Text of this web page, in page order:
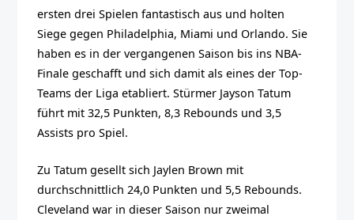
ersten drei Spielen fantastisch aus und holten
Siege gegen Philadelphia, Miami und Orlando. Sie
haben es in der vergangenen Saison bis ins NBA-
Finale geschafft und sich damit als eines der Top-
Teams der Liga etabliert. Stürmer Jayson Tatum
führt mit 32,5 Punkten, 8,3 Rebounds und 3,5
Assists pro Spiel.
Zu Tatum gesellt sich Jaylen Brown mit
durchschnittlich 24,0 Punkten und 5,5 Rebounds.
Cleveland war in dieser Saison nur zweimal